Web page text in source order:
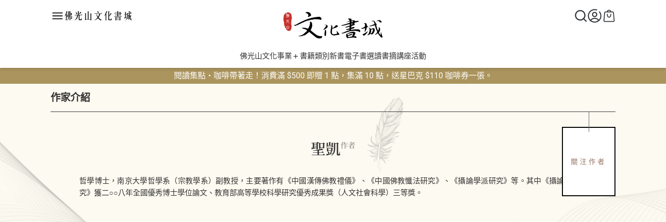
佛光山文化事業 書籍類別 新書電子書選讀書摘講座活動
閱讀集點・咖啡帶著走！消費滿 $500 即贈 1 點，集滿 10 點，送星巴克 $110 咖啡券一張。
作家介紹
聖凱作者
哲學博士，南京大學哲學系（宗教學系）副教授，主要著作有《中國漢傳佛教禮儀》、《中國佛教懺法研究》、《攝論學派研究》等。其中《攝論學派研
究》獲二○○八年全國優秀博士學位論文、教育部高等學校科學研究優秀成果獎（人文社會科學）三等獎。
關注作者